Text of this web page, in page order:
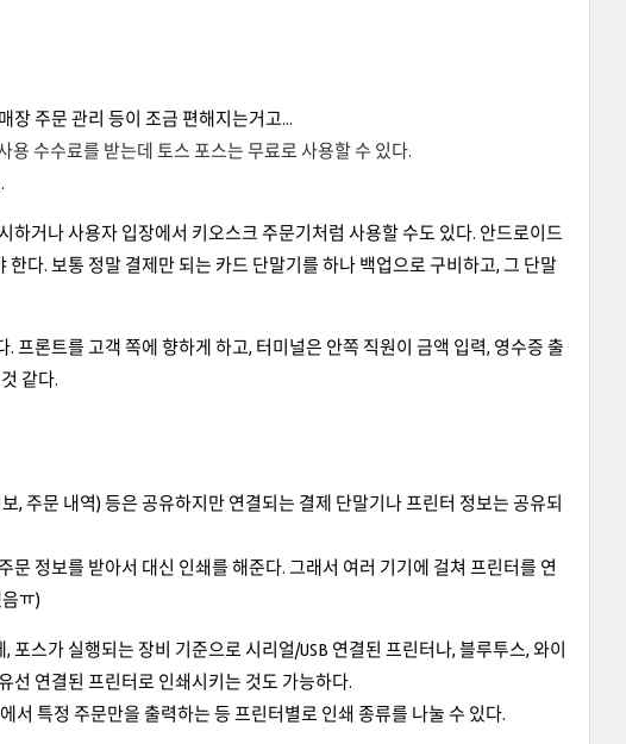
장 주문 관리 등이 조금 편해지는거고...
용 수수료를 받는데 토스 포스는 무료로 사용할 수 있다.
하거나 사용자 입장에서 키오스크 주문기처럼 사용할 수도 있다. 안드로이드
다. 보통 정말 결제만 되는 카드 단말기를 하나 백업으로 구비하고, 그 단말
프론트를 고객 쪽에 향하게 하고, 터미널은 안쪽 직원이 금액 입력, 영수증 출
같다.
, 주문 내역) 등은 공유하지만 연결되는 결제 단말기나 프린터 정보는 공유되
정보를 받아서 대신 인쇄를 해준다. 그래서 여러 기기에 걸쳐 프린터를 연
ㅠ)
스가 실행되는 장비 기준으로 시리얼/USB 연결된 프린터나, 블루투스, 와이
선 연결된 프린터로 인쇄시키는 것도 가능하다.
서 특정 주문만을 출력하는 등 프린터별로 인쇄 종류를 나눌 수 있다.